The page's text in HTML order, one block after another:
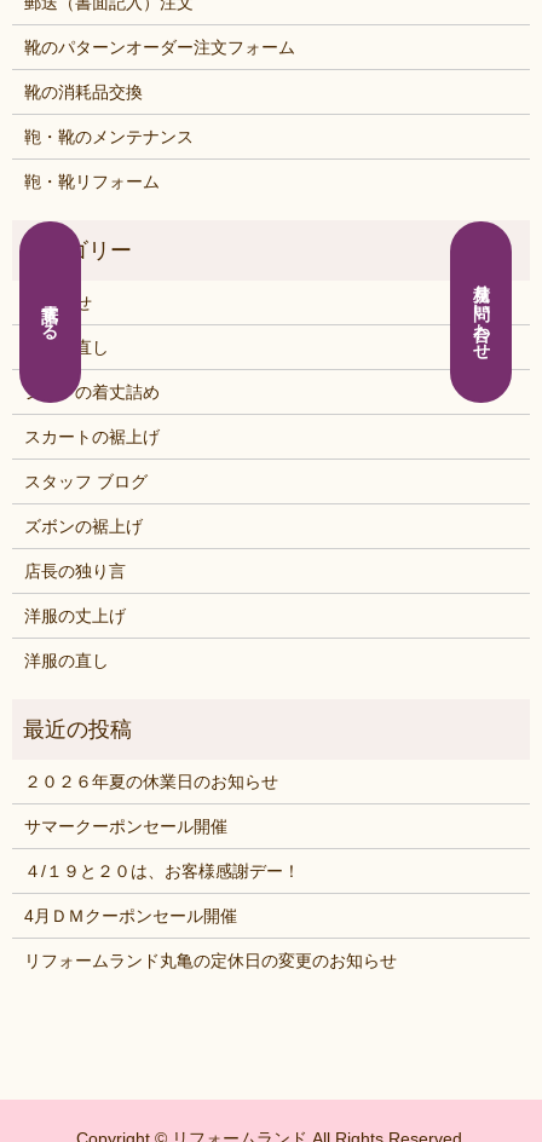
靴のパターンオーダー注文フォーム
靴の消耗品交換
鞄・靴のメンテナンス
鞄・靴リフォーム
お知らせ
くつの直し
シャツの着丈詰め
スカートの裾上げ
スタッフ ブログ
ズボンの裾上げ
店長の独り言
洋服の丈上げ
洋服の直し
２０２６年夏の休業日のお知らせ
サマークーポンセール開催
４/１９と２０は、お客様感謝デー！
4月ＤＭクーポンセール開催
リフォームランド丸亀の定休日の変更のお知らせ
電話する 見積り問い合わせ